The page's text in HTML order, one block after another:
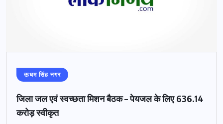
ऊधम सिंह नगर
जिला जल एवं स्वच्छता मिशन बैठक – पेयजल के लिए 636.14
करोड़ स्वीकृत